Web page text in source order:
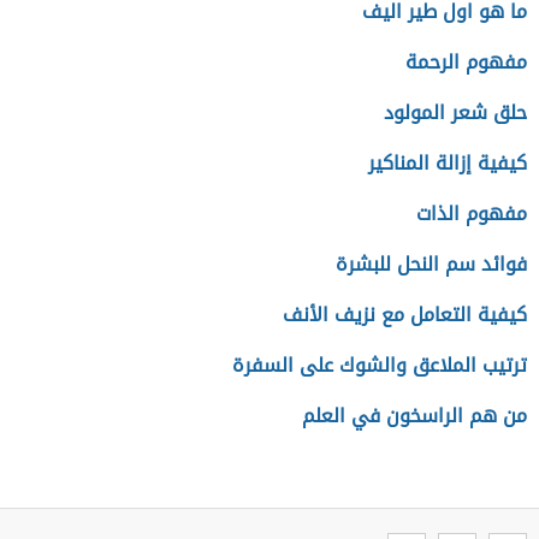
ما هو اول طير اليف
مفهوم الرحمة
حلق شعر المولود
كيفية إزالة المناكير
مفهوم الذات
فوائد سم النحل للبشرة
كيفية التعامل مع نزيف الأنف
ترتيب الملاعق والشوك على السفرة
من هم الراسخون في العلم